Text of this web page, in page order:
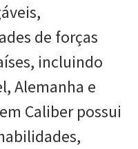
de forças
incluindo
Alemanha e
Caliber possui